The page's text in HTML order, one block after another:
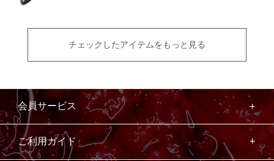
チェックしたアイテムをもっと見る
会員サービス
ご利用ガイド